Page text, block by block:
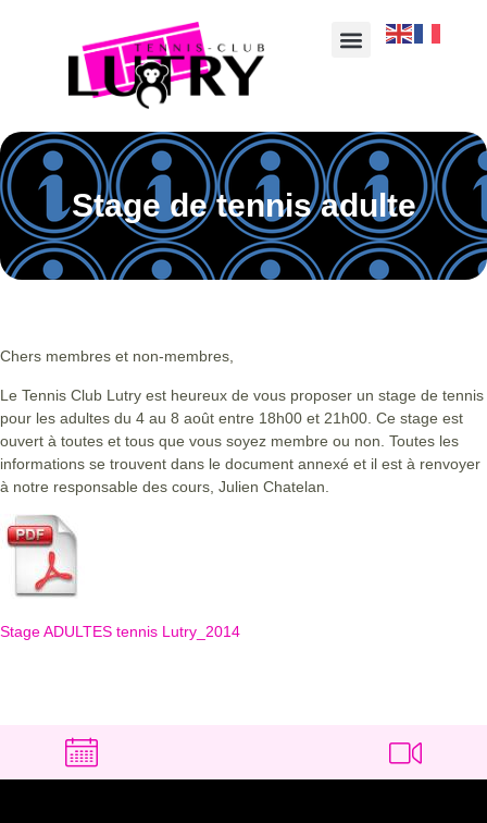
Stage de tennis adulte
Chers membres et non-membres,
Le Tennis Club Lutry est heureux de vous proposer un stage de tennis
pour les adultes du 4 au 8 août entre 18h00 et 21h00. Ce stage est
ouvert à toutes et tous que vous soyez membre ou non. Toutes les
informations se trouvent dans le document annexé et il est à renvoyer
à notre responsable des cours, Julien Chatelan.
Stage ADULTES tennis Lutry_2014